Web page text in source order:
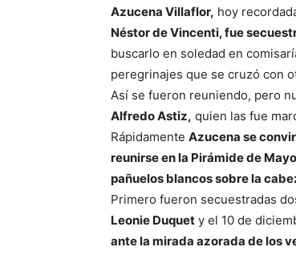
Azucena Villaflor, hoy
Néstor de Vincenti, fue
buscarlo en soledad en
peregrinajes que se cruzó con
Así se fueron reuniendo, pero
Alfredo Astiz, quien las fue
Rápidamente Azucena se
reunirse en la Pirámide de
pañuelos blancos sobre la
Primero fueron secuestradas
Leonie Duquet y el 10 de
ante la mirada azorada de los